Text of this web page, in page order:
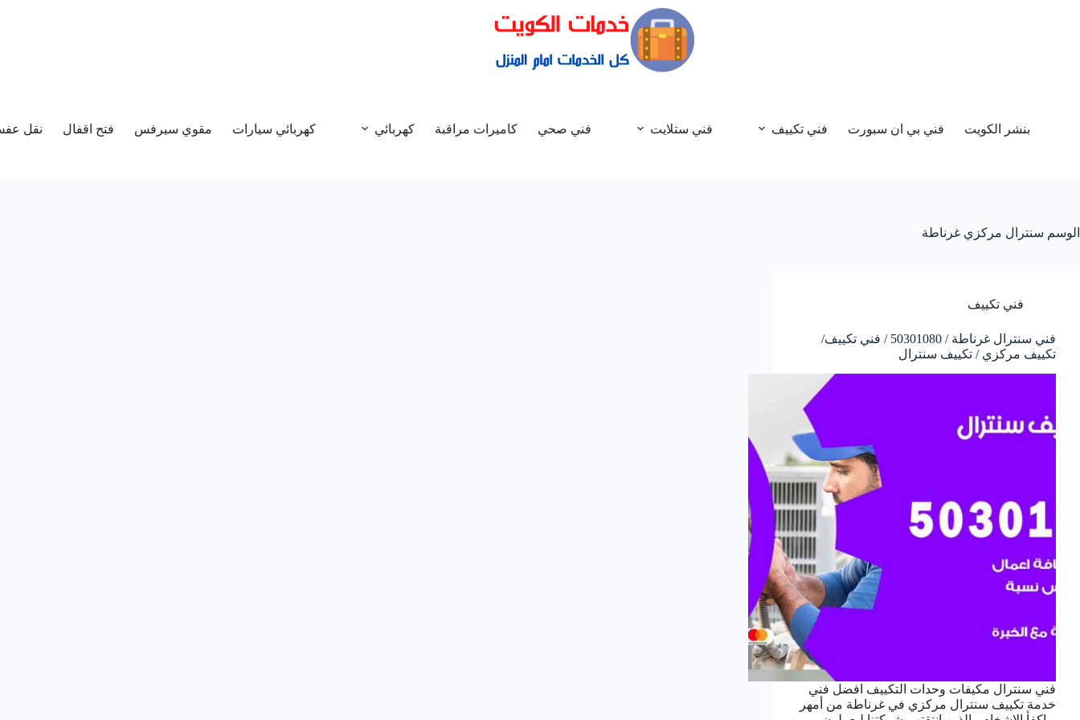
بنشر الكويت فني بي ان سبورت فني تكييف فني ستلايت فني صحي كاميرات مراقبة كهربائي كهربائي سيارات مقوي سيرفس فتح اقفال نقل
الوسم سنترال مركزي غرناطة
فني تكييف
فني سنترال غرناطة / 50301080 / فني تكييف/
تكييف مركزي / تكييف سنترال
فني سنترال مكيفات وحدات التكييف افضل فني
خدمة تكييف سنترال مركزي في غرناطة من أمهر